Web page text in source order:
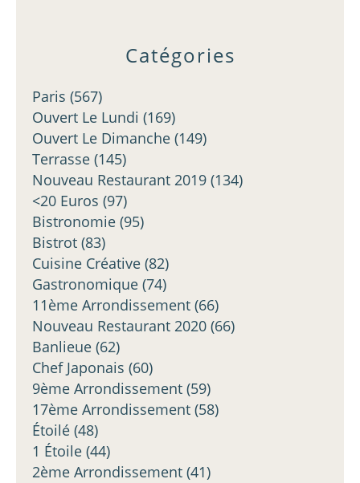
Catégories
Paris (567)
Ouvert Le Lundi (169)
Ouvert Le Dimanche (149)
Terrasse (145)
Nouveau Restaurant 2019 (134)
<20 Euros (97)
Bistronomie (95)
Bistrot (83)
Cuisine Créative (82)
Gastronomique (74)
11ème Arrondissement (66)
Nouveau Restaurant 2020 (66)
Banlieue (62)
Chef Japonais (60)
9ème Arrondissement (59)
17ème Arrondissement (58)
Étoilé (48)
1 Étoile (44)
2ème Arrondissement (41)